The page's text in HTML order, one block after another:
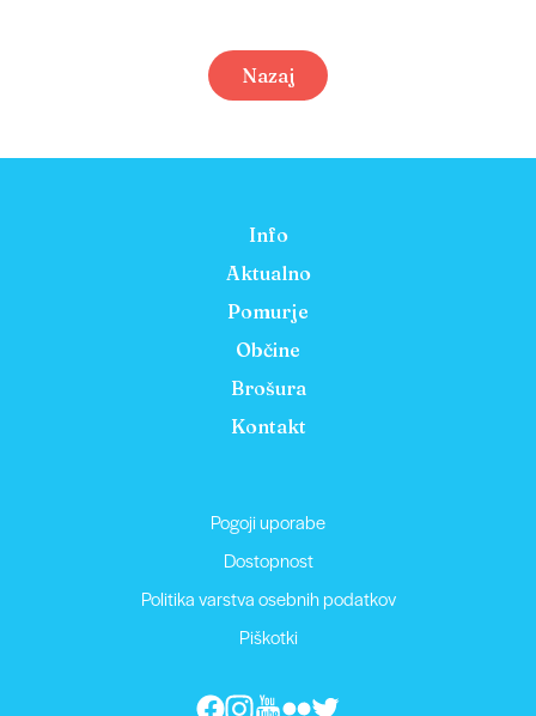
Nazaj
Info
Aktualno
Pomurje
Občine
Brošura
Kontakt
Pogoji uporabe
Dostopnost
Politika varstva osebnih podatkov
Piškotki